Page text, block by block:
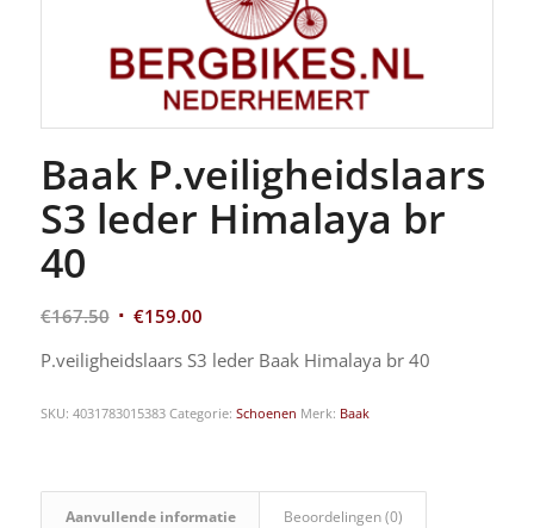
Baak P.veiligheidslaars
S3 leder Himalaya br
40
€167.50 €159.00
P.veiligheidslaars S3 leder Baak Himalaya br 40
SKU: 4031783015383 Categorie: Schoenen Merk: Baak
Aanvullende informatie Beoordelingen (0)